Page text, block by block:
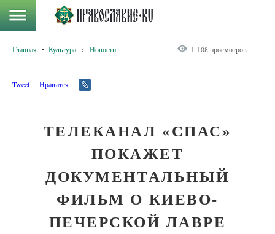
Главная Культура : Новости 1 108 просмотров
Tweet Нравится
ТЕЛЕКАНАЛ «СПАС»
ПОКАЖЕТ
ДОКУМЕНТАЛЬНЫЙ
ФИЛЬМ О КИЕВО-
ПЕЧЕРСКОЙ ЛАВРЕ